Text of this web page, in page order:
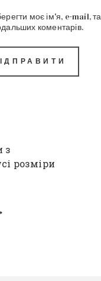
моє ім'я, e-mail,
коментарів.
з
розміри